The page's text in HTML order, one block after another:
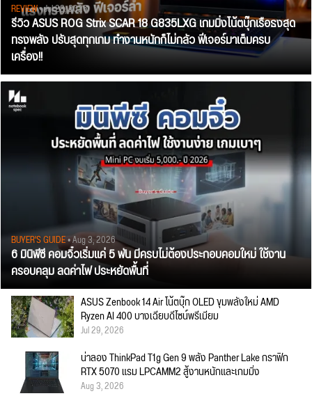
REVIEW• Jul 28, 2026
รีวิว ASUS ROG Strix SCAR 18 G835LXG เกมมิ่งโน้ตบุ๊กเรือธงสุด
ทรงพลัง ปรับสุดทุกเกม ทำงานหนักก็ไม่กลัว ฟีเจอร์มาเต็มครบ
เครื่อง!!
BUYER'S GUIDE• Aug 3, 2026
6 มินิพีซี คอมจิ๋วเริ่มแค่ 5 พัน มีครบไม่ต้องประกอบคอมใหม่ ใช้งาน
ครอบคลุม ลดค่าไฟ ประหยัดพื้นที่
ASUS Zenbook 14 Air โน้ตบุ๊ก OLED ขุมพลังใหม่ AMD
Ryzen AI 400 บางเฉียบดีไซน์พรีเมียม
Jul 29, 2026
น่าลอง ThinkPad T1g Gen 9 พลัง Panther Lake กราฟิก
RTX 5070 แรม LPCAMM2 สู้งานหนักและเกมมิ่ง
Aug 3, 2026